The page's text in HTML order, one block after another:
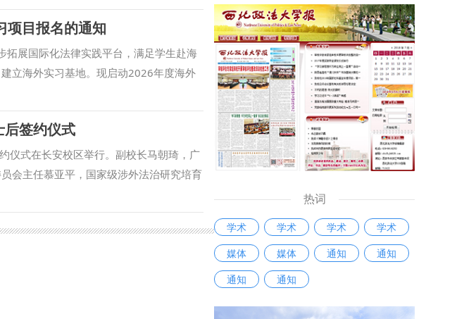
设集团有限公司、中共青海省委党校、农
务所、北京市盈科（西安）律师事务所、
金融、公共事务、新消费等诸多领域，
生参会，多名学生与招聘单位达成就业
咨询处、征兵工作站等特色展位之外，
字人模拟面试、岗位智能匹配、证件照即
”全流程升级，受到毕业生的广泛欢迎。
团化系列招聘活动，不断拓宽岗位渠道、
质量就业。 (供稿：招生就业处 撰稿：康
项目报名的通知
展国际化法律实践平台，满足学生赴海
立海外实习基地。现启动2026年度海外
的学生踊跃申报。有关事项通知如下：
2019年，总部位于老挝首都万象，在琅
作为中国澜湄法律服务合作机制中的老挝
员包括具有中国及老挝法律背景的执业律
讯等老挝多个关键行业，长期为中国企
件1项目简章） 1.实习时间：2026年1
语为辅 4.实习内容：协助起草和修改中
，开展法律尽调、会议记录等工作；参与
签约仪式
仪式在长安校区举行。副校长马朝琦，广
会主任慕亚平，国家级涉外法治研究培育
签约仪式。 马朝琦对慕主任一行的到来
高层次法治人才培养、深化法学教育实践
希望双方以博士后联合培养为纽带，充分
热词
学术 学术 学术
学术
媒体
媒体 通知
通知
通知
通知